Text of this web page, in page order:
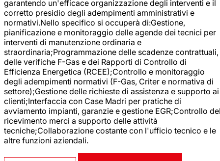
garantendo un'efficace organizzazione degli interventi e il
corretto presidio degli adempimenti amministrativi e
normativi.Nello specifico si occuperà di:Gestione,
pianificazione e monitoraggio delle agende dei tecnici per
interventi di manutenzione ordinaria e
straordinaria;Programmazione delle scadenze contrattuali,
delle verifiche F-Gas e dei Rapporti di Controllo di
Efficienza Energetica (RCEE);Controllo e monitoraggio
degli adempimenti normativi (F-Gas, Criter e normativa di
settore);Gestione delle richieste di assistenza e supporto ai
clienti;Interfaccia con Case Madri per pratiche di
avviamento impianti, garanzie e gestione EGR;Controllo
ricevimento merci a supporto delle attività
tecniche;Collaborazione costante con l'ufficio tecnico e le
altre funzioni aziendali.